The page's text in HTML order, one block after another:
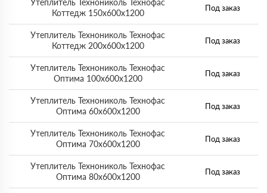
Утеплитель Технониколь Технофас
Коттедж 150х600х1200
Под заказ
Утеплитель Технониколь Технофас
Коттедж 200х600х1200
Под заказ
Утеплитель Технониколь Технофас
Оптима 100х600х1200
Под заказ
Утеплитель Технониколь Технофас
Оптима 60х600х1200
Под заказ
Утеплитель Технониколь Технофас
Оптима 70х600х1200
Под заказ
Утеплитель Технониколь Технофас
Оптима 80х600х1200
Под заказ